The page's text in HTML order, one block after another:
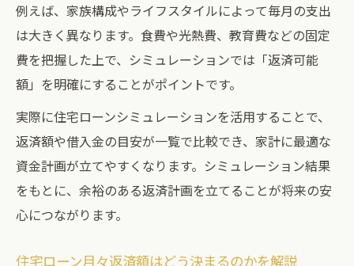
例えば、家族構成やライフスタイルによって毎月の支出
は大きく異なります。食費や光熱費、教育費などの固定
費を把握した上で、シミュレーションでは「返済可能
額」を明確にすることがポイントです。
実際に住宅ローンシミュレーションを活用することで、
返済額や借入金の目安が一覧で比較でき、家計に最適な
資金計画が立てやすくなります。シミュレーション結果
をもとに、余裕のある返済計画を立てることが将来の安
心につながります。
住宅ローン月々返済額はどう決まるのかを解説